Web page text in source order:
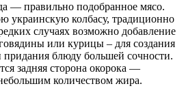
— правильно подобранное мясо.
украинскую колбасу, традиционно
случаях возможно добавление
или курицы – для создания
придания блюду большей сочности.
задняя сторона окорока —
количеством жира.